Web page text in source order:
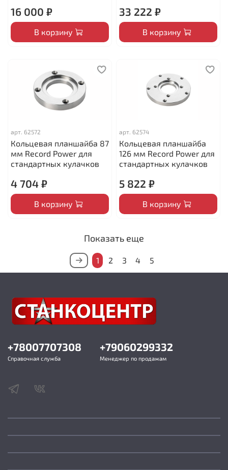
16 000 ₽
В корзину
33 222 ₽
В корзину
арт. 62572
Кольцевая планшайба 87
мм Record Power для
стандартных кулачков
4 704 ₽
В корзину
арт. 62574
Кольцевая планшайба
126 мм Record Power для
стандартных кулачков
5 822 ₽
В корзину
Показать еще
1 2 3 4 5
+78007707308
Справочная служба
+79060299332
Менеджер по продажам